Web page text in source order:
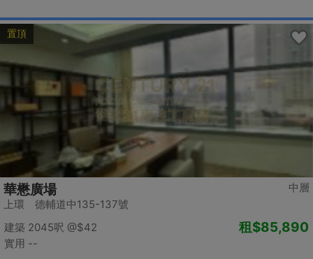
置頂
中層
華懋廣場
上環 德輔道中135-137號
建築 2045呎 @$42
實用 --
租$85,890